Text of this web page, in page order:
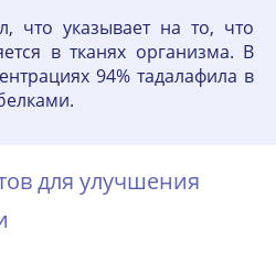
что указывает на то, что
в тканях организма. В
94% тадалафила в
для улучшения